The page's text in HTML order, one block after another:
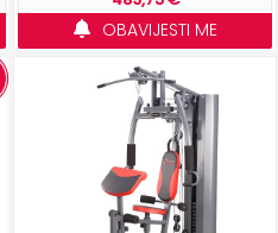
OBAVIJESTI ME